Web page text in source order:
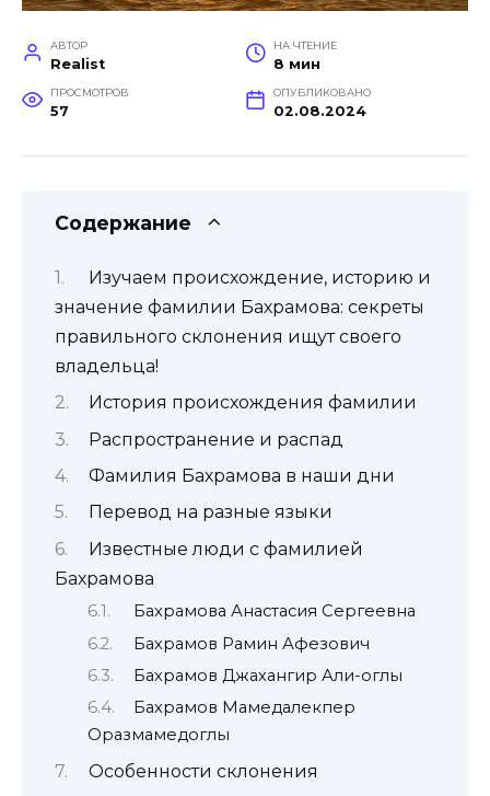
АВТОР
Realist
НА ЧТЕНИЕ
8 мин
ПРОСМОТРОВ
57
ОПУБЛИКОВАНО
02.08.2024
Содержание
Изучаем происхождение, историю и
значение фамилии Бахрамова: секреты
правильного склонения ищут своего
владельца!
История происхождения фамилии
Распространение и распад
Фамилия Бахрамова в наши дни
Перевод на разные языки
Известные люди с фамилией
Бахрамова
Бахрамова Анастасия Сергеевна
Бахрамов Рамин Афезович
Бахрамов Джахангир Али-оглы
Бахрамов Мамедалекпер
Оразмамедоглы
Особенности склонения